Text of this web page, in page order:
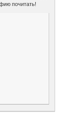
почитать!